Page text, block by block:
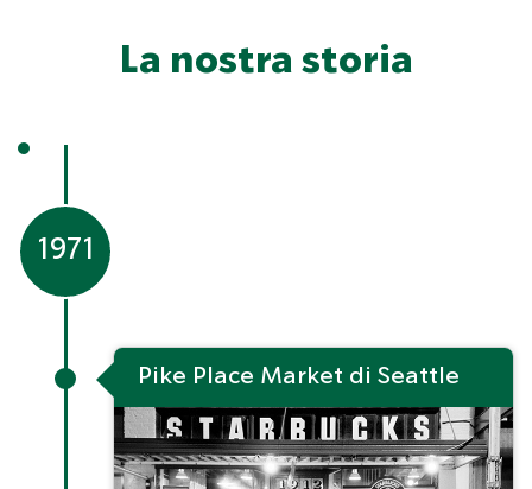
La nostra storia
1971
Pike Place Market di Seattle